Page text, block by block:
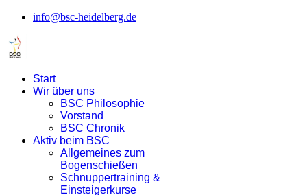
info@bsc-heidelberg.de
Start
Wir über uns
BSC Philosophie
Vorstand
BSC Chronik
Aktiv beim BSC
Allgemeines zum
Bogenschießen
Schnuppertraining &
Einsteigerkurse